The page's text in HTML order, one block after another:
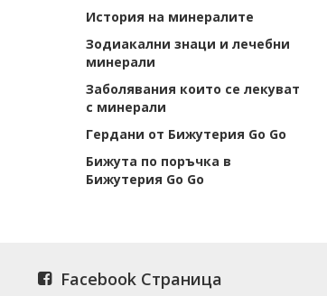
История на минералите
Зодиакални знаци и лечебни
минерали
Заболявания които се лекуват
с минерали
Гердани от Бижутерия Go Go
Бижута по поръчка в
Бижутерия Go Go
Facebook Страница